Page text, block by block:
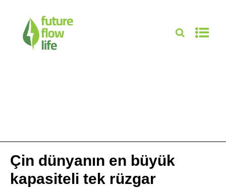
Çin dünyanın en büyük
kapasiteli tek rüzgar